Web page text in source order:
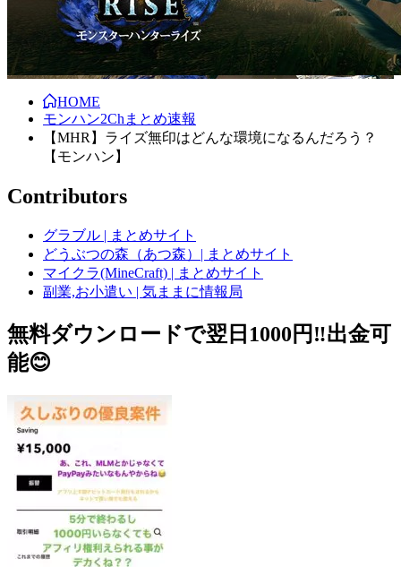
HOME
モンハン2Chまとめ速報
【MHR】ライズ無印はどんな環境になるんだろう？
【モンハン】
Contributors
グラブル | まとめサイト
どうぶつの森（あつ森）| まとめサイト
マイクラ(MineCraft) | まとめサイト
副業,お小遣い | 気ままに情報局
無料ダウンロードで翌日1000円‼️出金可
能😊